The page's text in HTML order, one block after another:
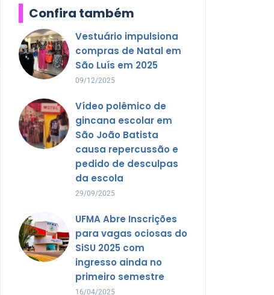
Confira também
Vestuário impulsiona
compras de Natal em
São Luís em 2025
09/12/2025
Vídeo polêmico de
gincana escolar em
São João Batista
causa repercussão e
pedido de desculpas
da escola
29/09/2025
UFMA Abre Inscrições
para vagas ociosas do
SiSU 2025 com
ingresso ainda no
primeiro semestre
16/04/2025